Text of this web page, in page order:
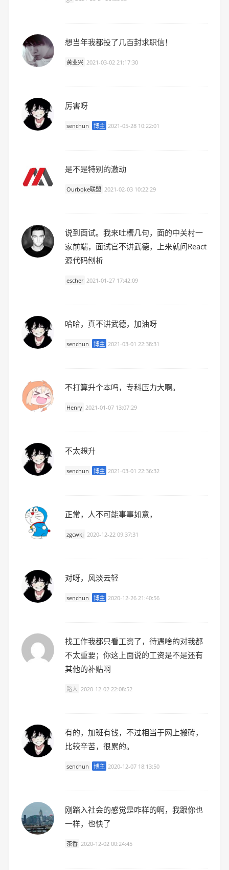
想当年我都投了几百封求职信！
黄业兴 2021-03-02 21:17:30
厉害呀
senchun 博主 2021-05-28 10:22:01
是不是特别的激动
Ourboke联盟 2021-02-03 10:22:29
说到面试。我来吐槽几句，面的中关村一
家前端，面试官不讲武德，上来就问React
源代码刨析
escher 2021-01-27 17:42:09
哈哈，真不讲武德，加油呀
senchun 博主 2021-03-01 22:38:31
不打算升个本吗，专科压力大啊。
Henry 2021-01-07 13:07:29
不太想升
senchun 博主 2021-03-01 22:36:32
正常，人不可能事事如意，
zgcwkj 2020-12-22 09:37:31
对呀，风淡云轻
senchun 博主 2020-12-26 21:40:56
找工作我都只看工资了，待遇啥的对我都
不太重要；你这上面说的工资是不是还有
其他的补贴啊
路人 2020-12-02 22:08:52
有的，加班有钱，不过相当于网上搬砖，
比较辛苦，很累的。
senchun 博主 2020-12-07 18:13:50
刚踏入社会的感觉是咋样的啊，我跟你也
一样，也快了
茶香 2020-12-02 00:24:45